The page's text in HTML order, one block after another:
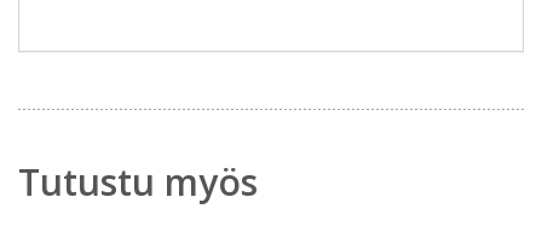
Tutustu myös